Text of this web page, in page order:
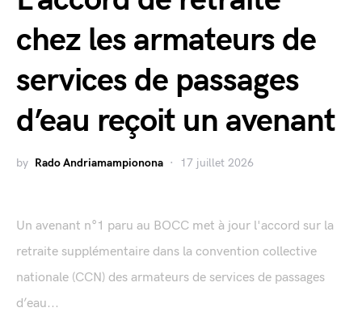
chez les armateurs de
services de passages
d’eau reçoit un avenant
by Rado Andriamampionona 17 juillet 2026
Un avenant n°1 paru au BOCC met à jour l'accord sur la
retraite supplémentaire dans la convention collective
nationale (CCN) des armateurs de services de passages
d’eau...